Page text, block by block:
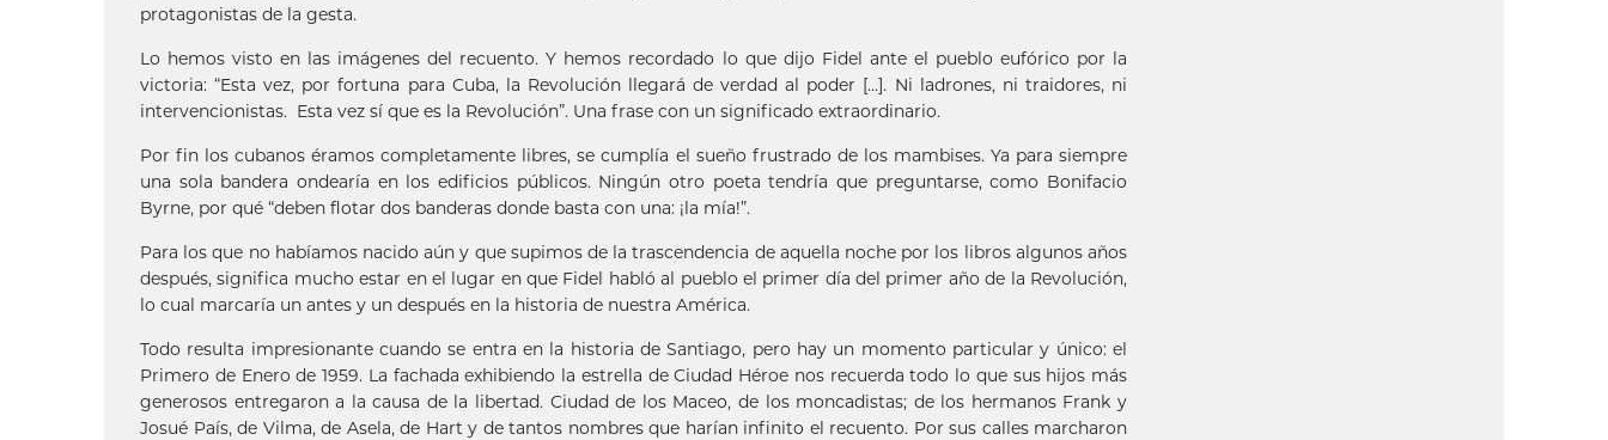
protagonistas de la gesta.
Lo hemos visto en las imágenes del recuento. Y hemos recordado lo que dijo Fidel ante el pueblo eufórico por la
victoria: “Esta vez, por fortuna para Cuba, la Revolución llegará de verdad al poder [...]. Ni ladrones, ni traidores, ni
intervencionistas. Esta vez sí que es la Revolución”. Una frase con un significado extraordinario.
Por fin los cubanos éramos completamente libres, se cumplía el sueño frustrado de los mambises. Ya para siempre
una sola bandera ondearía en los edificios públicos. Ningún otro poeta tendría que preguntarse, como Bonifacio
Byrne, por qué “deben flotar dos banderas donde basta con una: ¡la mía!”.
Para los que no habíamos nacido aún y que supimos de la trascendencia de aquella noche por los libros algunos años
después, significa mucho estar en el lugar en que Fidel habló al pueblo el primer día del primer año de la Revolución,
lo cual marcaría un antes y un después en la historia de nuestra América.
Todo resulta impresionante cuando se entra en la historia de Santiago, pero hay un momento particular y único: el
Primero de Enero de 1959. La fachada exhibiendo la estrella de Ciudad Héroe nos recuerda todo lo que sus hijos más
generosos entregaron a la causa de la libertad. Ciudad de los Maceo, de los moncadistas; de los hermanos Frank y
Josué País, de Vilma, de Asela, de Hart y de tantos nombres que harían infinito el recuento. Por sus calles marcharon